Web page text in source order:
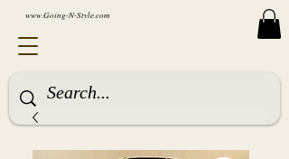
www.Going-N-Style.com